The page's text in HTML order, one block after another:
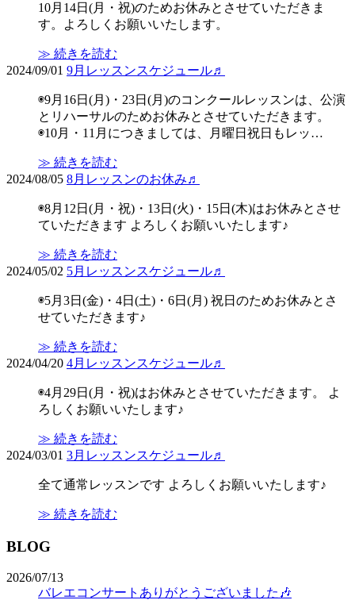
10月14日(月・祝)のためお休みとさせていただきま
す。よろしくお願いいたします。
≫ 続きを読む
2024/09/01 9月レッスンスケジュール♬
◉9月16日(月)・23日(月)のコンクールレッスンは、公演
とリハーサルのためお休みとさせていただきます。
◉10月・11月につきましては、月曜日祝日もレッ…
≫ 続きを読む
2024/08/05 8月レッスンのお休み♬
◉8月12日(月・祝)・13日(火)・15日(木)はお休みとさせ
ていただきます よろしくお願いいたします♪
≫ 続きを読む
2024/05/02 5月レッスンスケジュール♬
◉5月3日(金)・4日(土)・6日(月) 祝日のためお休みとさ
せていただきます♪
≫ 続きを読む
2024/04/20 4月レッスンスケジュール♬
◉4月29日(月・祝)はお休みとさせていただきます。 よ
ろしくお願いいたします♪
≫ 続きを読む
2024/03/01 3月レッスンスケジュール♬
全て通常レッスンです よろしくお願いいたします♪
≫ 続きを読む
BLOG
2026/07/13
バレエコンサートありがとうございました🎶